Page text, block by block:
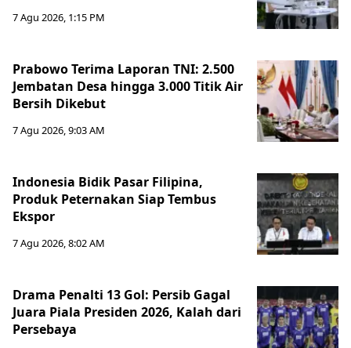
7 Agu 2026, 1:15 PM
Prabowo Terima Laporan TNI: 2.500
Jembatan Desa hingga 3.000 Titik Air
Bersih Dikebut
7 Agu 2026, 9:03 AM
Indonesia Bidik Pasar Filipina,
Produk Peternakan Siap Tembus
Ekspor
7 Agu 2026, 8:02 AM
Drama Penalti 13 Gol: Persib Gagal
Juara Piala Presiden 2026, Kalah dari
Persebaya